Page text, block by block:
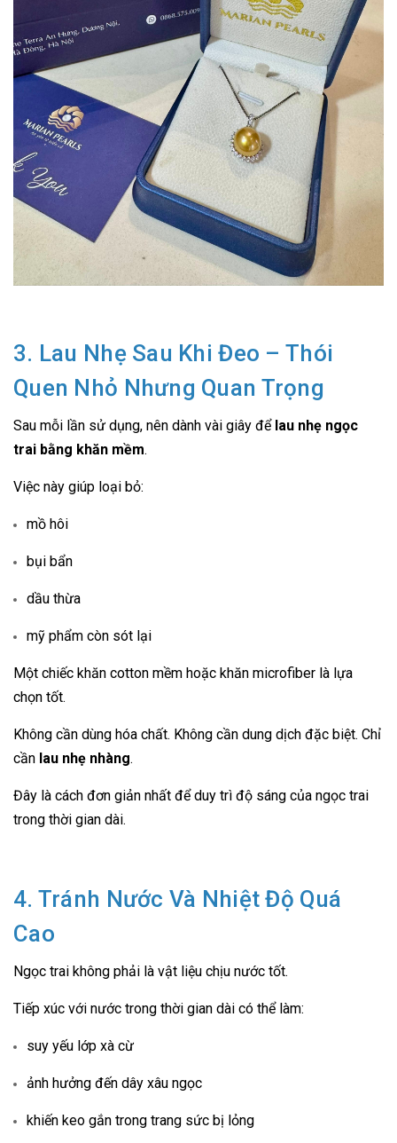
3. Lau Nhẹ Sau Khi Đeo – Thói
Quen Nhỏ Nhưng Quan Trọng
Sau mỗi lần sử dụng, nên dành vài giây để lau nhẹ ngọc
trai bằng khăn mềm.
Việc này giúp loại bỏ:
mồ hôi
bụi bẩn
dầu thừa
mỹ phẩm còn sót lại
Một chiếc khăn cotton mềm hoặc khăn microfiber là lựa
chọn tốt.
Không cần dùng hóa chất. Không cần dung dịch đặc biệt. Chỉ
cần lau nhẹ nhàng.
Đây là cách đơn giản nhất để duy trì độ sáng của ngọc trai
trong thời gian dài.
4. Tránh Nước Và Nhiệt Độ Quá
Cao
Ngọc trai không phải là vật liệu chịu nước tốt.
Tiếp xúc với nước trong thời gian dài có thể làm:
suy yếu lớp xà cừ
ảnh hưởng đến dây xâu ngọc
khiến keo gắn trong trang sức bị lỏng